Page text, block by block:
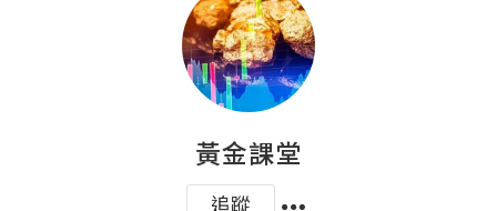
黃金課堂
追蹤